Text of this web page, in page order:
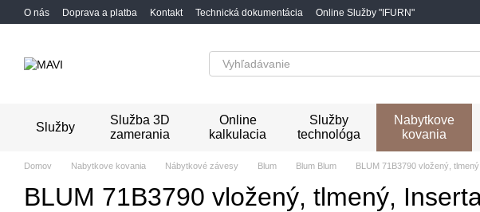
Перейти к основному контенту
O nás Doprava a platba Kontakt Technická dokumentácia Online Služby "IFURN"
Služby
Služba 3D
zamerania
Online
kalkulacia
Služby
technológa
Nabytkove
kovania
Domov Nabytkove kovania Nábytkové závesy Blum Blum Blum BLUM 71B3790 vložený,
BLUM 71B3790 vložený, tlmený,